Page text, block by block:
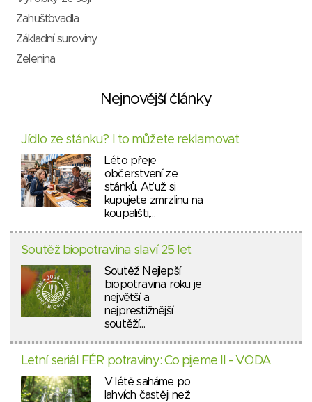
Zahušťovadla
Základní suroviny
Zelenina
Nejnovější články
Jídlo ze stánku? I to můžete reklamovat
Léto přeje
občerstvení ze
stánků. Ať už si
kupujete zmrzlinu na
koupališti,…
Soutěž biopotravina slaví 25 let
Soutěž Nejlepší
biopotravina roku je
největší a
nejprestižnější
soutěží…
Letní seriál FÉR potraviny: Co pijeme II - VODA
V létě saháme po
lahvích častěji než